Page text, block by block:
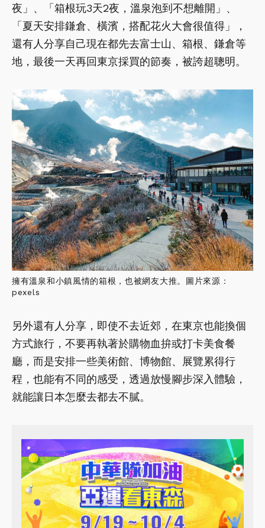
夜」、「箱根玩3天2夜，溫泉泡到不想離開」、
「夏天安排鎌倉、橫濱，搭配花火大會很值得」，
還有人分享自己現在都先去富士山、箱根、鎌倉等
地，最後一天再回東京採買的節奏，被誇超聰明。
擁有溫泉和小鎮風情的箱根，也被網友大推。圖片來源：
pexels
另外還有人分享，即使不去近郊，在東京也能換個
方式旅行，不要再執著於購物血拚或打卡美食餐
廳，而是安排一些美術館、博物館、展覽累得行
程，也能有不同的感受，透過放慢腳步深入體驗，
就能讓日本怎麼去都去不膩。